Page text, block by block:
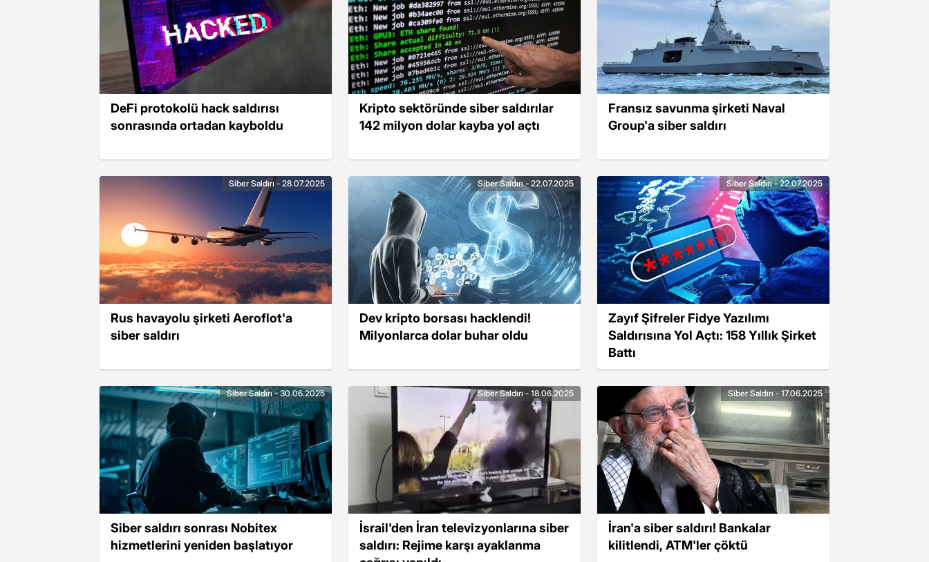
DeFi protokolü hack saldırısı
sonrasında ortadan kayboldu
Kripto sektöründe siber saldırılar
142 milyon dolar kayba yol açtı
Fransız savunma şirketi Naval
Group'a siber saldırı
Rus havayolu şirketi Aeroflot'a
siber saldırı
Siber Saldırı - 28.07.2025
Dev kripto borsası hacklendi!
Milyonlarca dolar buhar oldu
Siber Saldırı - 22.07.2025
Zayıf Şifreler Fidye Yazılımı
Saldırısına Yol Açtı: 158 Yıllık Şirket
Battı
Siber Saldırı - 22.07.2025
Siber saldırı sonrası Nobitex
hizmetlerini yeniden başlatıyor
Siber Saldırı - 30.06.2025
İsrail'den İran televizyonlarına siber
saldırı: Rejime karşı ayaklanma
Siber Saldırı - 18.06.2025
İran'a siber saldırı! Bankalar
kilitlendi, ATM'ler çöktü
Siber Saldırı - 17.06.2025